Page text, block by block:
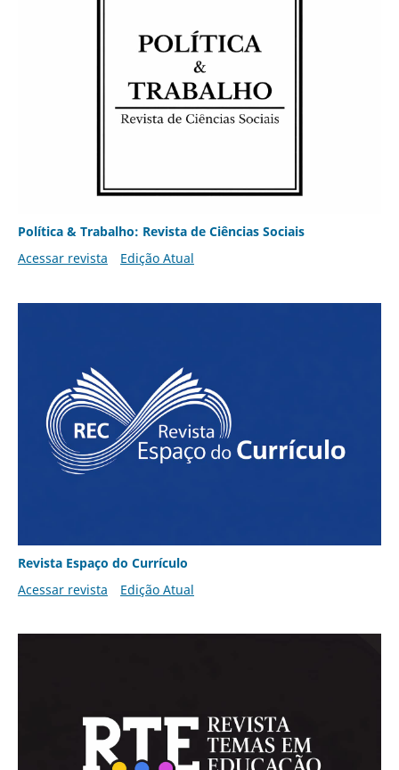
Política & Trabalho: Revista de Ciências Sociais
Acessar revista
Edição Atual
Revista Espaço do Currículo
Acessar revista
Edição Atual